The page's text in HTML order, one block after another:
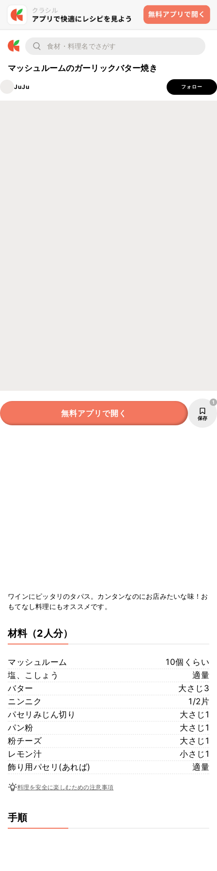
マッシュルームのガーリックバター焼き
JuJu フォロー
無料アプリで開く 保存
1
ワインにピッタリのタパス。カンタンなのにお店みたいな味！お
もてなし料理にもオススメです。
材料（2人分）
マッシュルーム
10個くらい
塩、こしょう
適量
バター
大さじ3
ニンニク
1/2片
パセリみじん切り
大さじ1
パン粉
大さじ1
粉チーズ
大さじ1
レモン汁
小さじ1
飾り用パセリ(あれば)
適量
料理を安全に楽しむための注意事項
手順